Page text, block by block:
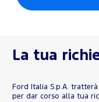
La tua
Ford Italia S.p.A.
per dar corso alla tua